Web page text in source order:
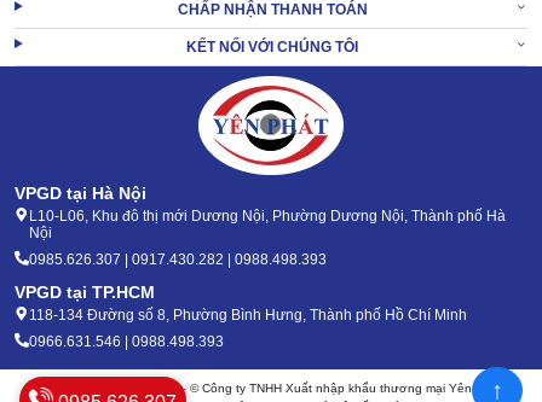
Với bàn chà thì cơ năng biểu thị ra bên ngoài bằng tốc độ xoay.
Với bàn hút, cơ năng chính là lực hút trên nền áp suất cao để dẫn
chất thải lên thùng chứa.
XEM THÊM:Máy chà sàn liên hợp IPC CT105 BT70
3. Mẹo tối ưu độ bền và sức làm việc của Máy
chà sàn liên hợp IPC CT46 C50
CHẤP NHẬN THANH TOÁN
KẾT NỐI VỚI CHÚNG TÔI
VPGD tại Hà Nội
L10-L06, Khu đô thị mới Dương Nội, Phường Dương Nội, Thành phố Hà
Nội
0985.626.307 | 0917.430.282 | 0988.498.393
VPGD tại TP.HCM
118-134 Đường số 8, Phường Bình Hưng, Thành phố Hồ Chí Minh
0966.631.546 | 0988.498.393
Bản quyền 2020 - 2026 – © Công ty TNHH Xuất nhập khẩu thương mại Yên Phát
↑